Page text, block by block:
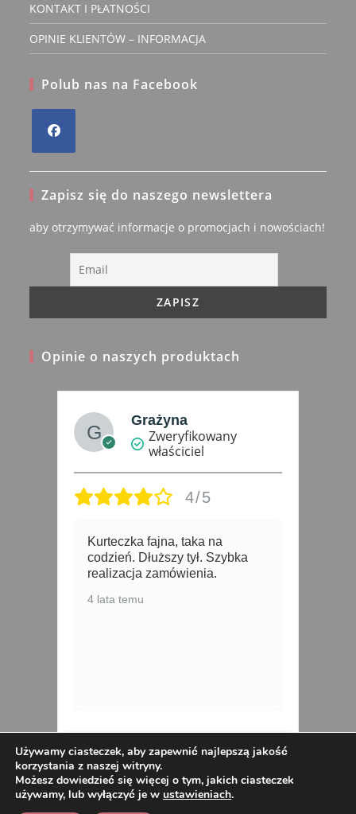
KONTAKT I PŁATNOŚCI
OPINIE KLIENTÓW – INFORMACJA
Polub nas na Facebook
a
new
Zapisz się do naszego newslettera
aby otrzymywać informacje o promocjach i nowościach!
Opinie o naszych produktach
Grażyna
Zweryfikowany
właściciel
4/5
Kurteczka fajna, taka na
codzień. Dłuższy tył. Szybka
realizacja zamówienia.
4 lata temu
Kurtka Parka Wiatrówka
SPRING 42-50 wrzosowa
Używamy ciasteczek, aby zapewnić najlepszą jakość
korzystania z naszej witryny.
Możesz dowiedzieć się więcej o tym, jakich ciasteczek
używamy, lub wyłączyć je w ustawieniach.